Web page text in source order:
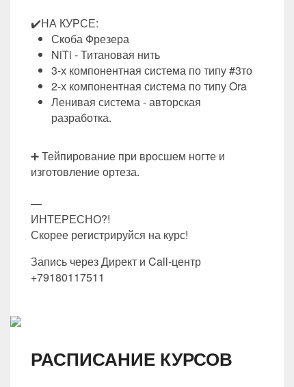
✔️НА КУРСЕ:
Скоба Фрезера
NiTi - Титановая нить
3-х компонентная система по типу #3то
2-х компонентная система по типу Ora
Ленивая система - авторская
разработка.
➕ Тейпирование при вросшем ногте и
изготовление ортеза.
—
ИНТЕРЕСНО?!
Скорее регистрируйся на курс!
Запись через Директ и Call-центр
+79180117511
РАСПИСАНИЕ КУРСОВ